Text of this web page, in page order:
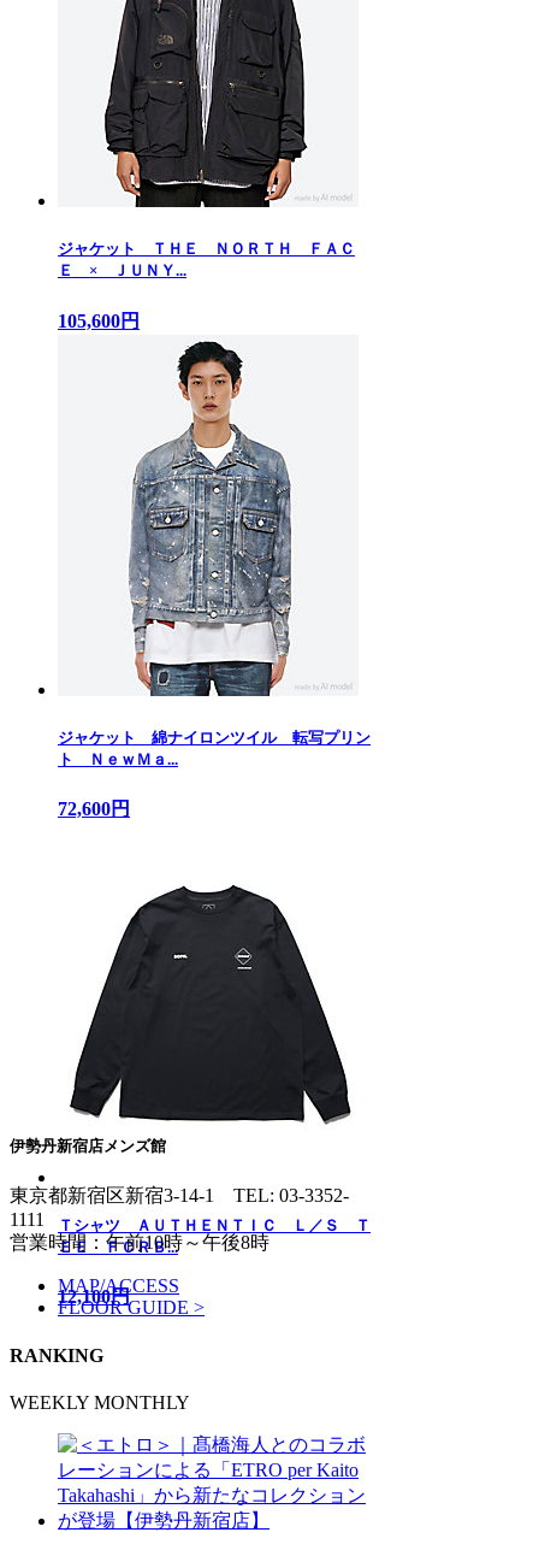
ジャケット ＴＨＥ ＮＯＲＴＨ ＦＡＣ
Ｅ × ＪＵＮＹ...
105,600円
ジャケット 綿ナイロンツイル 転写プリン
ト ＮｅｗＭａ...
72,600円
Ｔシャツ ＡＵＴＨＥＮＴＩＣ Ｌ／Ｓ Ｔ
ＥＥ ＦＣＲＢ...
12,100円
伊勢丹新宿店メンズ館
東京都新宿区新宿3-14-1 TEL: 03-3352-
1111
営業時間：午前10時～午後8時
MAP/ACCESS
FLOOR GUIDE >
RANKING
WEEKLY MONTHLY